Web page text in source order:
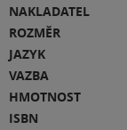
NAKLADATEL
ROZMĚR
JAZYK
VAZBA
HMOTNOST
ISBN